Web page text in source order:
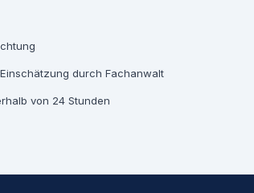
durch Fachanwalt
von 24 Stunden